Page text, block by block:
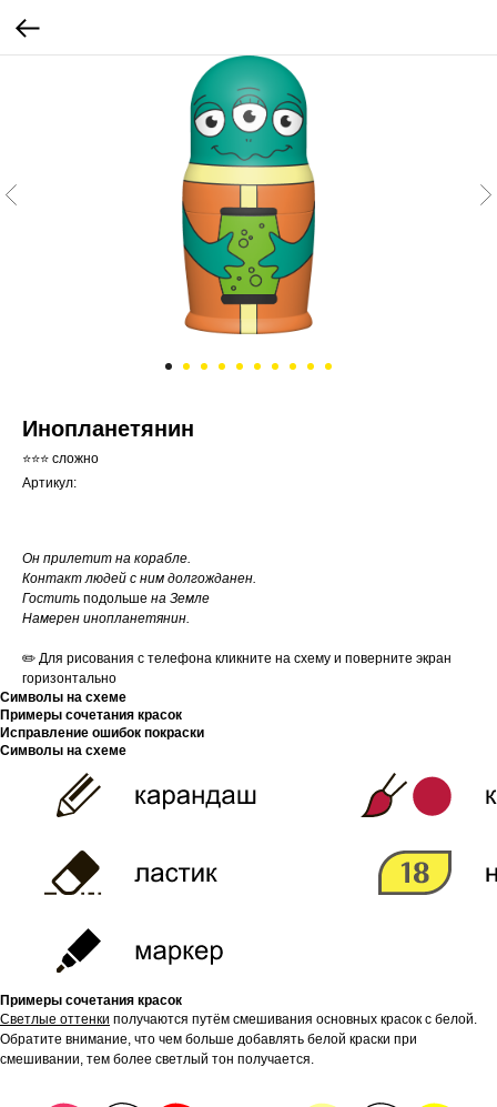
Инопланетянин
⭐⭐⭐ сложно
Артикул:
Он прилетит на корабле.
Контакт людей с ним долгожданен.
Гостить подольше на Земле
Намерен инопланетянин.
✏️ Для рисования с телефона кликните на схему и поверните экран
горизонтально
Символы на схеме
Примеры сочетания красок
Исправление ошибок покраски
Символы на схеме
Примеры сочетания красок
Светлые оттенки получаются путём смешивания основных красок с белой.
Обратите внимание, что чем больше добавлять белой краски при
смешивании, тем более светлый тон получается.